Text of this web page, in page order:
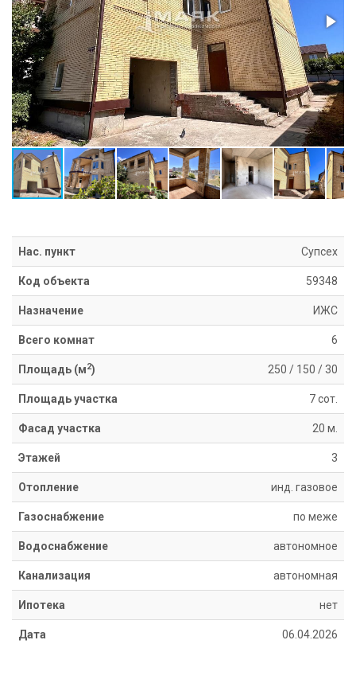
Информация
Ипотека
Риэлторские
услуги
Продать
недвижимость
Сопровождение
ипотеки
Юридические
услуги
Статьи
8
800
550
14
670
14
Нас. пункт Супсех
Код объекта 59348
Назначение ИЖС
Всего комнат 6
Площадь (м2) 250 / 150 /30
Площадь участка 7 сот.
Фасад участка 20 м.
Этажей 3
Отопление инд. газовое
Газоснабжение по меже
Водоснабжение автономное
Канализация автономная
Ипотека нет
Дата 06.04.2026